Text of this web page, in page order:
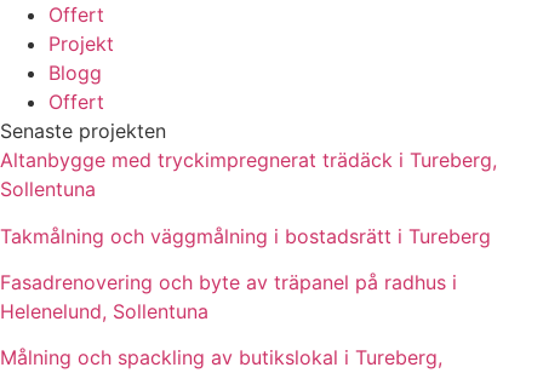
Offert
Projekt
Blogg
Offert
Senaste projekten
Altanbygge med tryckimpregnerat trädäck i Tureberg,
Sollentuna
Takmålning och väggmålning i bostadsrätt i Tureberg
Fasadrenovering och byte av träpanel på radhus i
Helenelund, Sollentuna
Målning och spackling av butikslokal i Tureberg,